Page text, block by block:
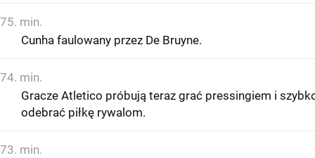
75. min.
Cunha faulowany przez De Bruyne.
74. min.
Gracze Atletico próbują teraz grać pressingiem i
odebrać piłkę rywalom.
73. min.